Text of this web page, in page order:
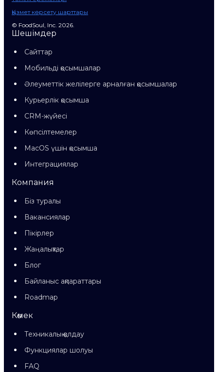
Қызмет көрсету шарттары
© FoodSoul, Inc. 2026.
Шешімдер
Сайттар
Мобильді қосымшалар
Әлеуметтік желілерге арналған қосымшалар
Курьерлік қосымша
CRM-жүйесі
Көпсілтемелер
MacOS үшін қосымша
Интеграциялар
Компания
Біз туралы
Вакансиялар
Пікірлер
Жаңалықтар
Блог
Байланыс ақпараттары
Roadmap
Көмек
Техникалық қолдау
Функциялар шолуы
FAQ